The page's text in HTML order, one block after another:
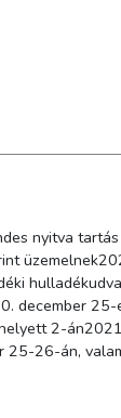
nyitva
december
2-
25-26-án,